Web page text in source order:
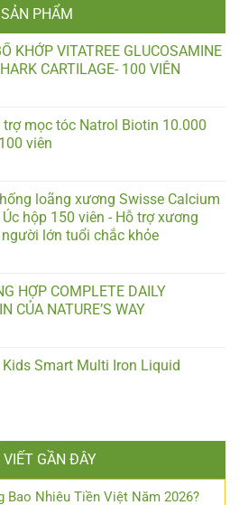
SẢN PHẨM
KHỚP VITATREE GLUCOSAMINE
CARTILAGE- 100 VIÊN
mọc tóc Natrol Biotin 10.000
viên
loãng xương Swisse Calcium
hộp 150 viên - Hỗ trợ xương
lớn tuổi chắc khỏe
HỢP COMPLETE DAILY
CỦA NATURE’S WAY
Kids Smart Multi Iron Liquid
VIẾT GẦN ĐÂY
Bao Nhiêu Tiền Việt Năm 2026?